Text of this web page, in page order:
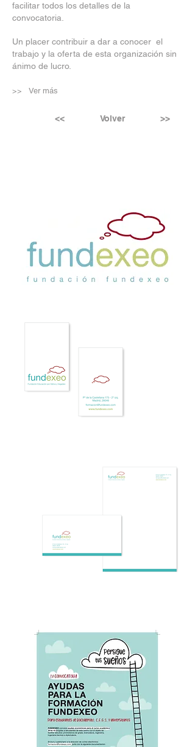
facilitar todos los detalles de la
convocatoria.
Un placer contribuir a dar a conocer el
trabajo y la oferta de esta organización sin
ánimo de lucro.
>> Ver más
<< Volver >>